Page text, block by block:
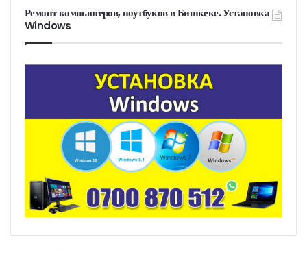
Ремонт компьютеров, ноутбуков в Бишкеке. Установка
Windows